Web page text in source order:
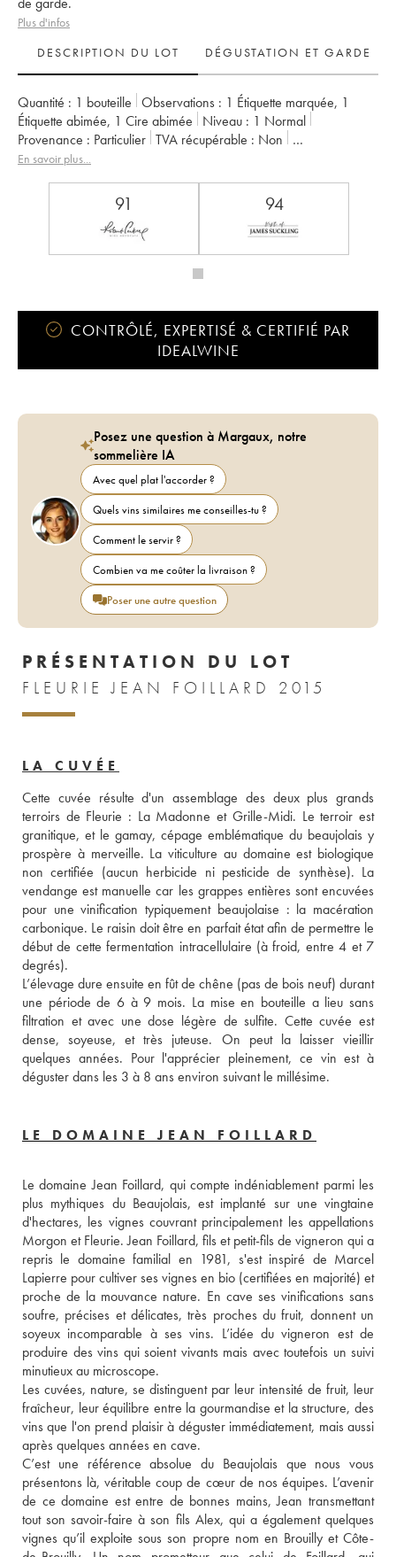
Plus d'infos
DESCRIPTION DU LOT
DÉGUSTATION ET GARDE
Quantité : 1 bouteille Observations : 1 Étiquette marquée, 1
Étiquette abimée, 1 Cire abimée Niveau : 1 Normal
Provenance : particulier TVA récupérable :
non
Région :
Beaujolais
En savoir plus...
91 94
CONTRÔLÉ, EXPERTISÉ & CERTIFIÉ PAR
IDEALWINE
Posez une question à Margaux, notre
sommelière IA
Avec quel plat l'accorder ?
Quels vins similaires me conseilles-tu ?
Comment le servir ?
Combien va me coûter la livraison ?
Poser une autre question
PRÉSENTATION DU LOT
FLEURIE JEAN FOILLARD 2015
LA CUVÉE
Cette cuvée résulte d'un assemblage des deux plus grands
terroirs de Fleurie : La Madonne et Grille-Midi. Le terroir est
granitique, et le gamay, cépage emblématique du beaujolais y
prospère à merveille. La viticulture au domaine est biologique
non certifiée (aucun herbicide ni pesticide de synthèse). La
vendange est manuelle car les grappes entières sont encuvées
pour une vinification typiquement beaujolaise : la macération
carbonique. Le raisin doit être en parfait état afin de permettre le
début de cette fermentation intracellulaire (à froid, entre 4 et 7
degrés).
L’élevage dure ensuite en fût de chêne (pas de bois neuf) durant
une période de 6 à 9 mois. La mise en bouteille a lieu sans
filtration et avec une dose légère de sulfite. Cette cuvée est
dense, soyeuse, et très juteuse. On peut la laisser vieillir
quelques années. Pour l'apprécier pleinement, ce vin est à
déguster dans les 3 à 8 ans environ suivant le millésime.
LE DOMAINE JEAN FOILLARD
Le domaine Jean Foillard, qui compte indéniablement parmi les
plus mythiques du Beaujolais, est implanté sur une vingtaine
d'hectares, les vignes couvrant principalement les appellations
Morgon et Fleurie. Jean Foillard, fils et petit-fils de vigneron qui a
repris le domaine familial en 1981, s'est inspiré de Marcel
Lapierre pour cultiver ses vignes en bio (certifiées en majorité) et
proche de la mouvance nature. En cave ses vinifications sans
soufre, précises et délicates, très proches du fruit, donnent un
soyeux incomparable à ses vins. L’idée du vigneron est de
produire des vins qui soient vivants mais avec toutefois un suivi
minutieux au microscope.
Les cuvées, nature, se distinguent par leur intensité de fruit, leur
fraîcheur, leur équilibre entre la gourmandise et la structure, des
vins que l'on prend plaisir à déguster immédiatement, mais aussi
après quelques années en cave.
C’est une référence absolue du Beaujolais que nous vous
présentons là, véritable coup de cœur de nos équipes. L’avenir
de ce domaine est entre de bonnes mains, Jean transmettant
tout son savoir-faire à son fils Alex, qui a également quelques
vignes qu’il exploite sous son propre nom en Brouilly et Côte-